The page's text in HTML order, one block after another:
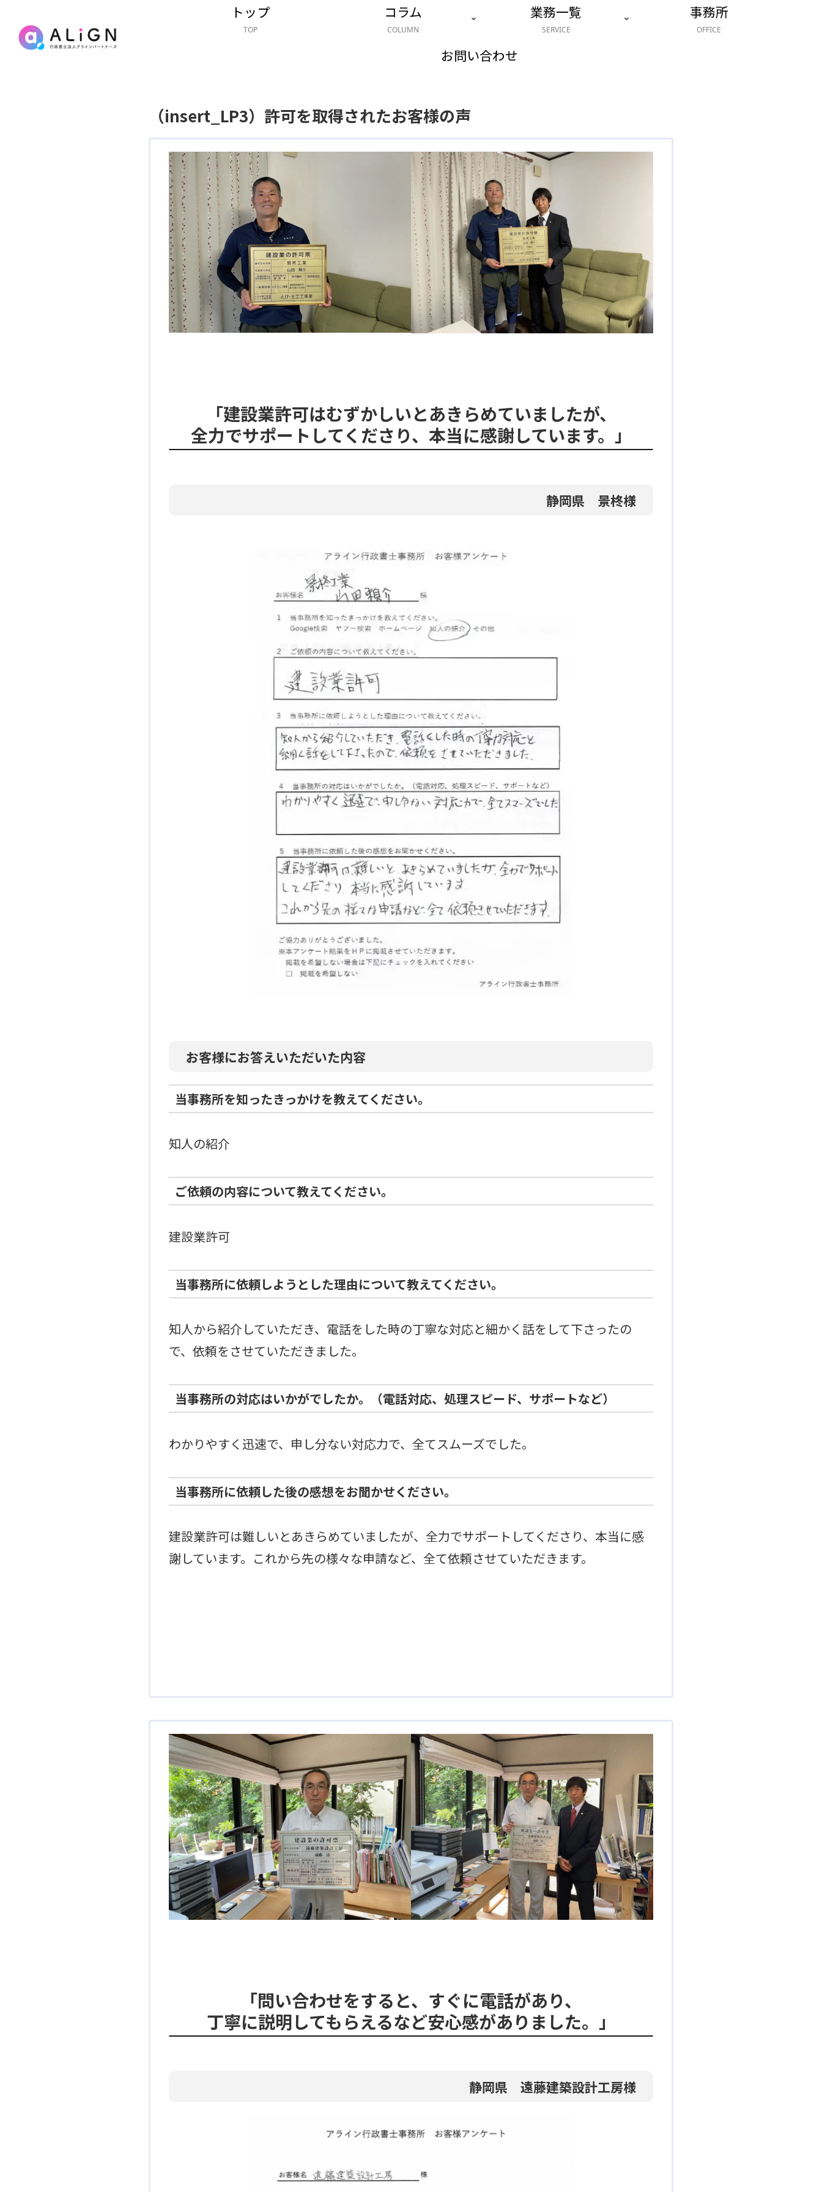
トップ
TOP
コラム
COLUMN
業務一覧
SERVICE
事務所
OFFICE
お問い合わせ
（insert_LP3）許可を取得されたお客様の声
「建設業許可はむずかしいとあきらめていましたが、
全力でサポートしてくださり、本当に感謝しています。」
静岡県 景柊様
お客様にお答えいただいた内容
当事務所を知ったきっかけを教えてください。
知人の紹介
ご依頼の内容について教えてください。
建設業許可
当事務所に依頼しようとした理由について教えてください。
知人から紹介していただき、電話をした時の丁寧な対応と細かく話をして下さったの
で、依頼をさせていただきました。
当事務所の対応はいかがでしたか。（電話対応、処理スピード、サポートなど）
わかりやすく迅速で、申し分ない対応力で、全てスムーズでした。
当事務所に依頼した後の感想をお聞かせください。
建設業許可は難しいとあきらめていましたが、全力でサポートしてくださり、本当に感
謝しています。これから先の様々な申請など、全て依頼させていただきます。
「問い合わせをすると、すぐに電話があり、
丁寧に説明してもらえるなど安心感がありました。」
静岡県 遠藤建築設計工房様